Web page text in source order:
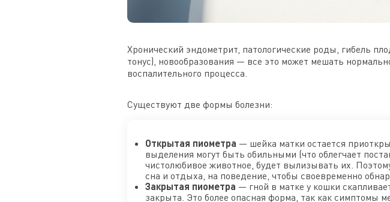
Хронический эндометрит, патологические роды, гибель
тонус), новообразования — все это может мешать
воспалительного процесса.
Существуют две формы болезни:
Открытая пиометра — шейка матки остается
выделения могут быть обильными (что облегчает
чистолюбивое животное, будет вылизывать их.
сна и отдыха, на поведение, чтобы своевременно
Закрытая пиометра — гной в матке у кошки
закрыта. Это более опасная форма, так как симптомы